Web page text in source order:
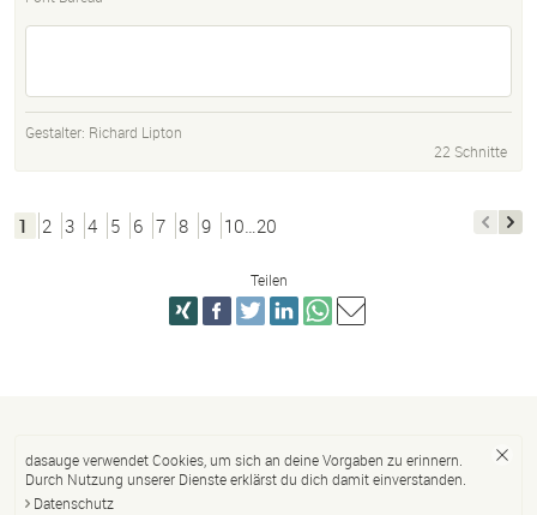
Gestalter: Richard Lipton
22 Schnitte
1 2 3 4 5 6 7 8 9 10…20
Teilen
dasauge verwendet Cookies, um sich an deine Vorgaben zu erinnern.
Durch Nutzung unserer Dienste erklärst du dich damit einverstanden.
Datenschutz